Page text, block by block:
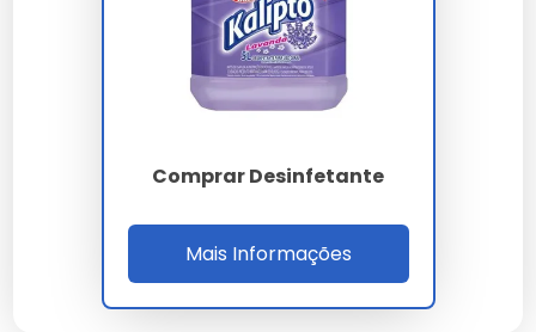
Informações sobre Envio e
Pagamento
Disponíveis
Aceitamos cartões de crédito, débito e pagamentos
Tempo Estimado de Entrega
Comprar Desinfetante
Mais Informações